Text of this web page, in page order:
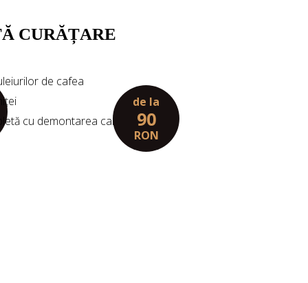
CURĂȚARE
de cafea
cu demontarea carcasei
de la
90
RON